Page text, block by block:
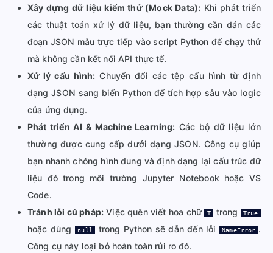
Xây dựng dữ liệu kiểm thử (Mock Data): Khi phát triển
các thuật toán xử lý dữ liệu, bạn thường cần dán các
đoạn JSON mẫu trực tiếp vào script Python để chạy thử
mà không cần kết nối API thực tế.
Xử lý cấu hình: Chuyển đổi các tệp cấu hình từ định
dạng JSON sang biến Python để tích hợp sâu vào logic
của ứng dụng.
Phát triển AI & Machine Learning: Các bộ dữ liệu lớn
thường được cung cấp dưới dạng JSON. Công cụ giúp
bạn nhanh chóng hình dung và định dạng lại cấu trúc dữ
liệu đó trong môi trường Jupyter Notebook hoặc VS
Code.
Tránh lỗi cú pháp: Việc quên viết hoa chữ T trong True
hoặc dùng null trong Python sẽ dẫn đến lỗi NameError .
Công cụ này loại bỏ hoàn toàn rủi ro đó.